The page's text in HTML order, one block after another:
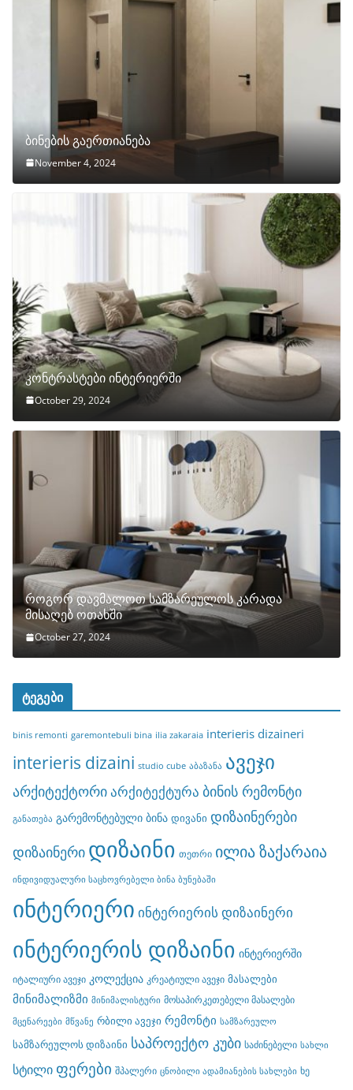
ბინების გაერთიანება
November 4, 2024
კონტრასტები ინტერიერში
October 29, 2024
როგორ დავმალოთ სამზარეულოს კარადა
მისაღებ ოთახში
October 27, 2024
ტეგები
binis remonti garemontebuli bina ilia zakaraia interieris dizaineri
interieris dizaini studio cube აბაზანა ავეჯი
არქიტექტორიარქიტექტურა ბინის რემონტი
განათება გარემონტებული ბინა დივანი დიზაინერები
დიზაინერი დიზაინი თეთრი ილია ზაქარაია
ინდივიდუალური საცხოვრებელი ბინა ბუნებაში
ინტერიერი ინტერიერის დიზაინერი
ინტერიერის დიზაინი ინტერიერში
იტალიური ავეჯი კოლექცია კრეატიული ავეჯი მასალები
მინიმალიზმი მინიმალისტური მოსაპირკეთებელი მასალები
მცენარეები მწვანე რბილი ავეჯი რემონტი სამზარეულო
სამზარეულოს დიზაინი საპროექტო კუბი საძინებელი სახლი
სტილი ფერები შპალერი ცნობილი ადამიანების სახლები ხე